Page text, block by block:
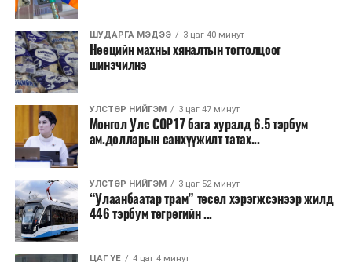
2026 оны наймдугаар сарын 07-ноос
2026 оны наймдугаар сарын 11-нийг хүртэлх
цаг агаарын урьдчилсан төлөв
Наймдугаар сарын 7-нд баруун болон төвийн
аймгуудын нутгийн хойд хэсгээр, 8-нд баруун
аймгуудын нутгийн хойд хэсэг, төвийн
аймгуудын нутгийн зарим газраар, 9-нд баруун
аймгуудын нутгийн зүүн, говийн аймгуудын
нутгийн хойд, зүүн аймгуудын нутгийн баруун
хэсэг, төвийн аймгуудын ихэнх нутгаар, 10-нд
төв, зүүн, говийн аймгуудын ихэнх нутгаар
бороо, дуу цахилгаантай аадар бороо орно. Салхи
ихэнх хугацаанд секундэд 5-10 метр, 9-нд
ШУДАРГА МЭДЭЭ 3 цаг 40 минут
Нөөцийн махны хяналтын тогтолцоог
шинэчилнэ
УЛСТӨР НИЙГЭМ 3 цаг 47 минут
Монгол Улс COP17 бага хуралд 6.5 тэрбум
ам.долларын санхүүжилт татах...
УЛСТӨР НИЙГЭМ 3 цаг 52 минут
“Улаанбаатар трам” төсөл хэрэгжсэнээр жилд
446 тэрбум төгрөгийн ...
ЦАГ ҮЕ 4 цаг 4 минут